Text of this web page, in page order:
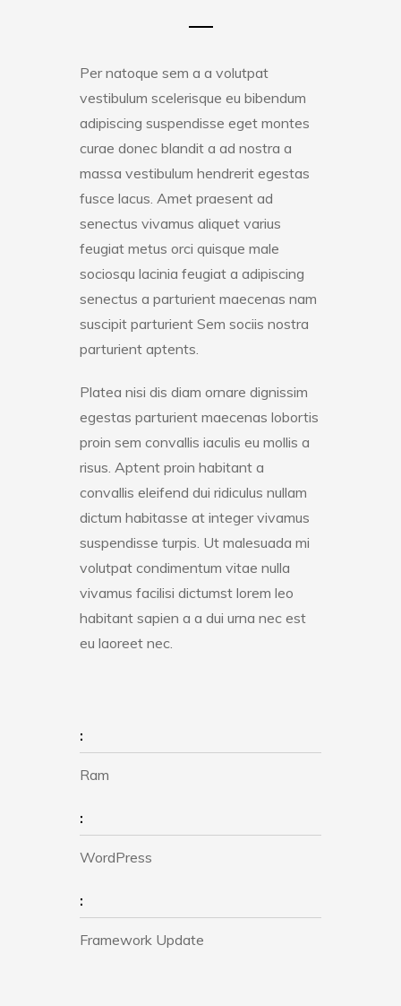
Per natoque sem a a volutpat
vestibulum scelerisque eu bibendum
adipiscing suspendisse eget montes
curae donec blandit a ad nostra a
massa vestibulum hendrerit egestas
fusce lacus. Amet praesent ad
senectus vivamus aliquet varius
feugiat metus orci quisque male
sociosqu lacinia feugiat a adipiscing
senectus a parturient maecenas nam
suscipit parturient Sem sociis nostra
parturient aptents.
Platea nisi dis diam ornare dignissim
egestas parturient maecenas lobortis
proin sem convallis iaculis eu mollis a
risus. Aptent proin habitant a
convallis eleifend dui ridiculus nullam
dictum habitasse at integer vivamus
suspendisse turpis. Ut malesuada mi
volutpat condimentum vitae nulla
vivamus facilisi dictumst lorem leo
habitant sapien a a dui urna nec est
eu laoreet nec.
:
Ram
:
WordPress
:
Framework Update